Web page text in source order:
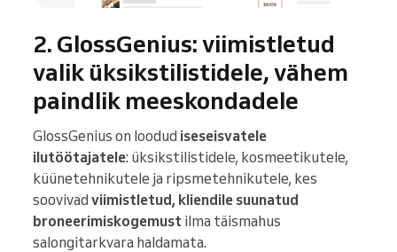
2. GlossGenius: viimistletud
valik üksikstilistidele, vähem
paindlik meeskondadele
GlossGenius on loodud iseseisvatele
ilutöötajatele: üksikstilistidele, kosmeetikutele,
küünetehnikutele ja ripsmetehnikutele, kes
soovivad viimistletud, kliendile suunatud
broneerimiskogemust ilma täismahus
salongitarkvara haldamata.